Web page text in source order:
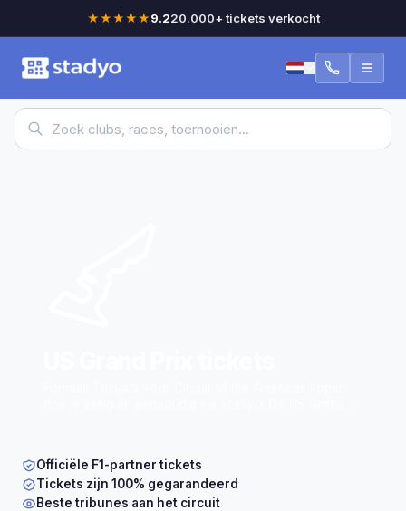
★★★★★9.220.000+ tickets verkocht
Officiële F1-partner tickets
Tickets zijn 100% gegarandeerd
Beste tribunes aan het circuit